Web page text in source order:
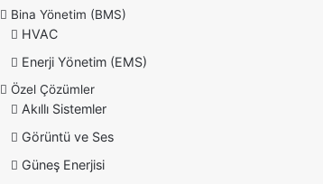
Bina Yönetim (BMS)
HVAC
Enerji Yönetim (EMS)
Özel Çözümler
Akıllı Sistemler
Görüntü ve Ses
Güneş Enerjisi